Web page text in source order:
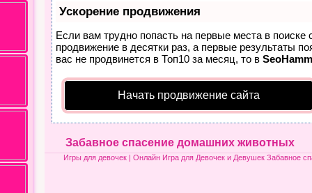
Ускорение продвижения
Если вам трудно попасть на первые места в
продвижение в десятки раз, а первые результаты
вас не продвинется в Топ10 за месяц, то в
Начать продвижение сайта
Забавное спасение домашних животных
Игры для девочек| Онлайн Игра для Девочек и Девушек Забавное